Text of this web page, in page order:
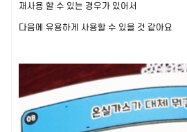
재사용 할 수 있는 경우가 있어서
다음에 유용하게 사용할 수 있을 것 같아요